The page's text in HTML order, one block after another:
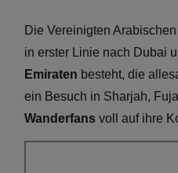
Die Vereinigten
in erster Linie nach Dubai
Emiraten besteht, die
ein Besuch in Sharjah,
Wanderfans voll auf ihre